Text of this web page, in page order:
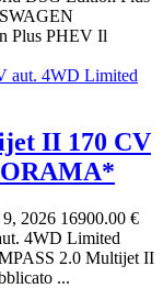
Plus PHEV Il
II 170 CV
2026 16900.00 €
4WD Limited
2.0 Multijet II
...